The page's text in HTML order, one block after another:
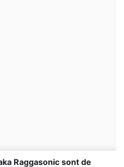
Raggasonic sont de